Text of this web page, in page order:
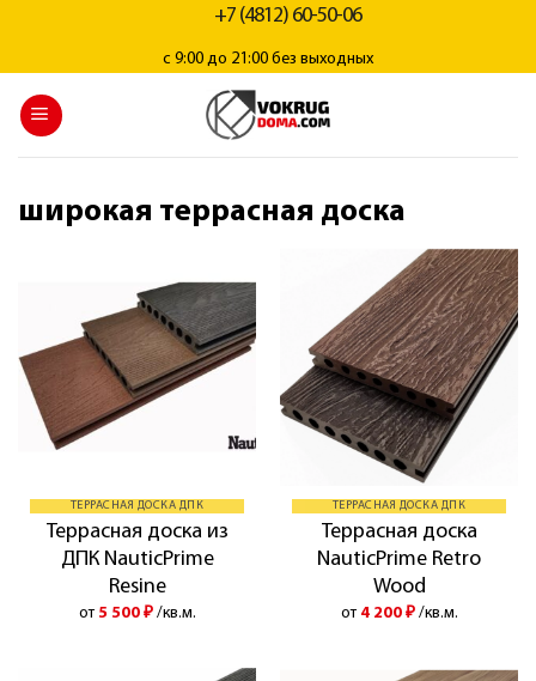
+7 (4812) 60-50-06
с 9:00 до 21:00 без выходных
широкая террасная доска
ТЕРРАСНАЯ ДОСКА ДПК
Террасная доска из
ДПК NauticPrime
Resine
от 5 500 ₽ /кв.м.
ТЕРРАСНАЯ ДОСКА ДПК
Террасная доска
NauticPrime Retro
Wood
от 4 200 ₽ /кв.м.